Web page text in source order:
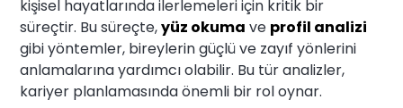
kişisel hayatlarında ilerlemeleri için kritik bir
süreçtir. Bu süreçte,yüz okuma ve profil analizi
gibi yöntemler, bireylerin güçlü ve zayıf yönlerini
anlamalarına yardımcı olabilir. Bu tür analizler,
kariyer planlamasında önemli bir rol oynar.